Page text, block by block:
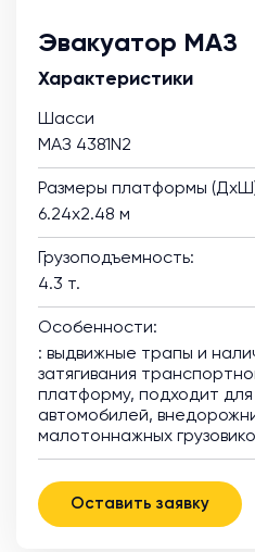
Эвакуатор МАЗ
Характеристики
Шасси
МАЗ 4381N2
Размеры платформы
6.24х2.48 м
Грузоподъемность:
4.3 т.
Особенности:
: выдвижные трапы и
затягивания
платформу, подходит для
автомобилей,
малотоннажных
Оставить заявку